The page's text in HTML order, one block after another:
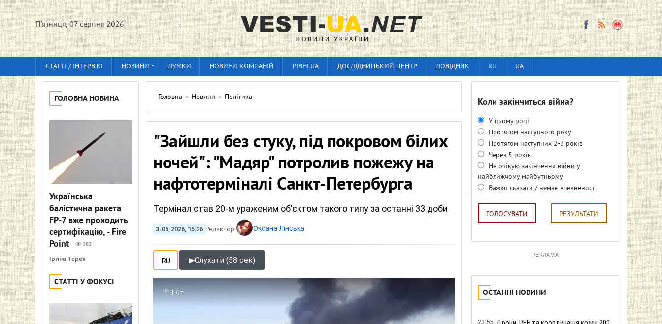
П'ятниця, 07 серпня 2026
СТАТТІ / ІНТЕРВ'Ю НОВИНИ ДУМКИ НОВИНИ КОМПАНІЙ РІВНІ.UA ДОСЛІДНИЦЬКИЙ ЦЕНТР ДОВІДНИК RU UA
ГОЛОВНА НОВИНА
Українська
балістична ракета
FP-7 вже проходить
сертифікацію, - Fire
Point
383
Ірина Терех
СТАТТІ У ФОКУСІ
Головна » Новини » Політика
"Зайшли без стуку, під покровом білих
ночей": "Мадяр" потролив пожежу на
нафтотерміналі Санкт-Петербурга
Термінал став 20-м ураженим об'єктом такого типу за останні 33 доби
3-06-2026, 15:26 Редактор: Оксана Лінська
RU ▶Слухати (58 сек)
1.6т
Коли закінчиться війна?
У цьому році
Протягом наступного року
Протягом наступних 2-3 років
Через 5 років
Не очікую закінчення війни у
найближчому майбутньому
Важко сказати / немає впевненості
ГОЛОСУВАТИ РЕЗУЛЬТАТИ
РЕКЛАМА
ОСТАННІ НОВИНИ
23:55